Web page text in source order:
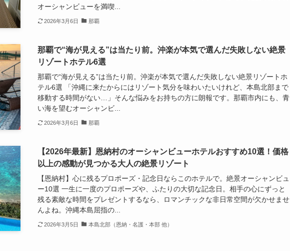
オーシャンビューを満喫...
2026年3月6日 那覇
那覇で“海が見える”は当たり前。沖楽が本気で選んだ失敗しない絶景
リゾートホテル6選
那覇で“海が見える”は当たり前。沖楽が本気で選んだ失敗しない絶景リゾートホ
テル6選 「沖縄に来たからにはリゾート気分を味わいたいけれど、本島北部まで
移動する時間がない…」そんな悩みをお持ちの方に朗報です。那覇市内にも、青
い海を望むオーシャンビ...
2026年3月6日 那覇
【2026年最新】恩納村のオーシャンビューホテルおすすめ10選！価格
以上の感動が見つかる大人の絶景リゾート
【恩納村】心に残るプロポーズ・記念日ならこのホテルで。絶景オーシャンビュ
ー10選 一生に一度のプロポーズや、ふたりの大切な記念日。相手の心にずっと
残る素敵な時間をプレゼントするなら、ロマンチックな非日常空間が欠かせませ
んよね。沖縄本島屈指の...
2026年3月5日 本島北部（恩納・名護・本部 他）